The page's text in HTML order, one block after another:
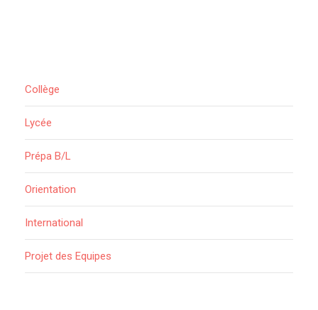
Collège
Lycée
Prépa B/L
Orientation
International
Projet des Equipes